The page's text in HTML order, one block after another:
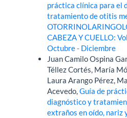
práctica clínica para el
tratamiento de otitis
CABEZA Y CUELLO:
Octubre - Diciembre
Juan Camilo Ospina
Téllez Cortés, María
Laura Arango Pérez,
Acevedo,Guía de
diagnóstico y
extraños en oído, nariz